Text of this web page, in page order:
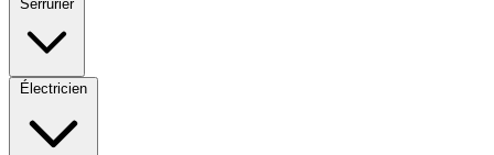
Serrurier
Électricien